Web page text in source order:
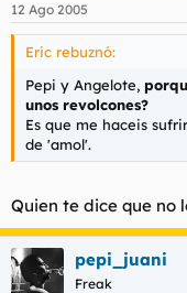
12 Ago 2005
Eric rebuznó:
Pepi y Angelote,
unos revolcones?
Es que me haceis
de 'amol'.
Quien te dice que no
pepi_juani
Freak